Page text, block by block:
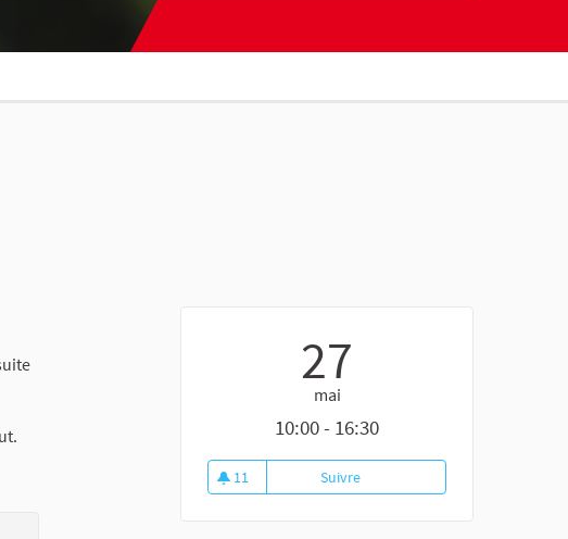
27
mai
10:00 - 16:30
11
11 abonnés
SuivreCréation du jardin pédagogique